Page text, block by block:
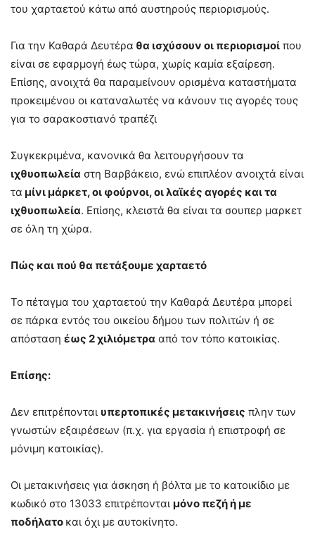
του χαρταετού κάτω από αυστηρούς περιορισμούς.
Για την Καθαρά Δευτέρα θα ισχύσουν οι περιορισμοί που
είναι σε εφαρμογή έως τώρα, χωρίς καμία εξαίρεση.
Επίσης, ανοιχτά θα παραμείνουν ορισμένα καταστήματα
προκειμένου οι καταναλωτές να κάνουν τις αγορές τους
για το σαρακοστιανό τραπέζι
Συγκεκριμένα, κανονικά θα λειτουργήσουν τα
ιχθυοπωλεία στη Βαρβάκειο, ενώ επιπλέον ανοιχτά είναι
τα μίνι μάρκετ, οι φούρνοι, οι λαϊκές αγορές και τα
ιχθυοπωλεία. Επίσης, κλειστά θα είναι τα σουπερ μαρκετ
σε όλη τη χώρα.
Πώς και πού θα πετάξουμε χαρταετό
Το πέταγμα του χαρταετού την Καθαρά Δευτέρα μπορεί
σε πάρκα εντός του οικείου δήμου των πολιτών ή σε
απόσταση έως 2 χιλιόμετρα από τον τόπο κατοικίας.
Επίσης:
Δεν επιτρέπονται υπερτοπικές μετακινήσεις πλην των
γνωστών εξαιρέσεων (π.χ. για εργασία ή επιστροφή σε
μόνιμη κατοικίας).
Οι μετακινήσεις για άσκηση ή βόλτα με το κατοικίδιο με
κωδικό στο 13033 επιτρέπονται μόνο πεζή ή με
ποδήλατο και όχι με αυτοκίνητο.